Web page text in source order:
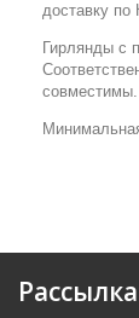
доставку по
Гирлянды с
совместимы.
Рассылка